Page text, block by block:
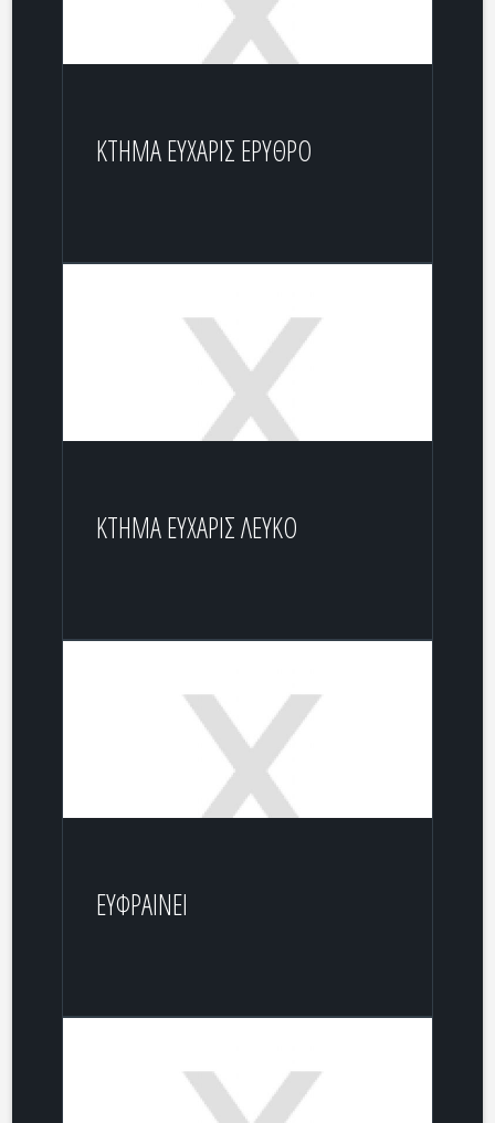
ΚΤΗΜΑ ΕΥΧΑΡΙΣ ΕΡΥΘΡΟ
ΚΤΗΜΑ ΕΥΧΑΡΙΣ ΛΕΥΚΟ
ΕΥΦΡΑΙΝΕΙ